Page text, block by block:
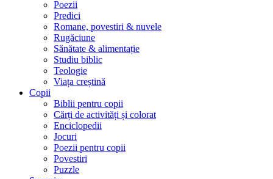
Poezii
Predici
Romane, povestiri & nuvele
Rugăciune
Sănătate & alimentație
Studiu biblic
Teologie
Viața creștină
Copii
Biblii pentru copii
Cărți de activități și colorat
Enciclopedii
Jocuri
Poezii pentru copii
Povestiri
Puzzle